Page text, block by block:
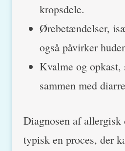
kropsdele.
Ørebetændelser,
også påvirker
Kvalme og opkast,
sammen med
Diagnosen af
typisk en proces, der